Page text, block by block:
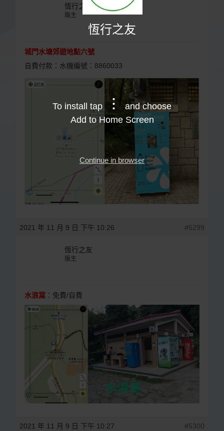
恆行之友
版主
城門水塘郊遊地點六號
自費付款：水機編號：8860033
2021 年 11 月 9 日 下午 10:26 #5299
恆行之友
版主
水浪窩 ：免費/自費
2021 年 11 月 9 日 下午 10:27 #5300
恆行之友
To install tap
and choose
Add to Home Screen
Continue in browser